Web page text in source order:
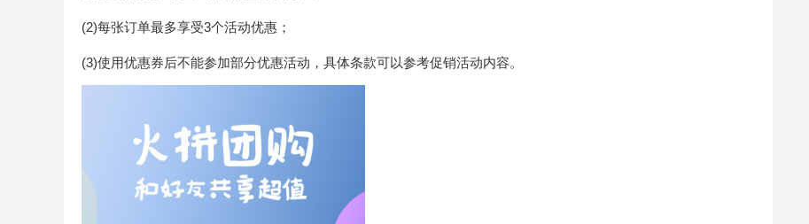
(2)每张订单最多享受3个活动优惠；
(3)使用优惠券后不能参加部分优惠活动，具体条款可以参考促销活动内容。